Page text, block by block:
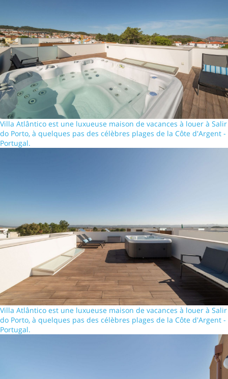
Villa Atlântico est une luxueuse maison de vacances à louer à Salir
do Porto, à quelques pas des célèbres plages de la Côte d'Argent -
Portugal.
Villa Atlântico est une luxueuse maison de vacances à louer à Salir
do Porto, à quelques pas des célèbres plages de la Côte d'Argent -
Portugal.